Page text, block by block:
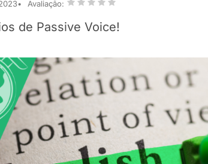
Avaliação:
de Passive Voice!